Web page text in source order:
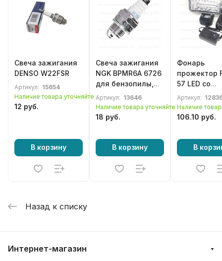
Свеча зажигания
DENSO W22FSR
Артикул: 15654
Наличие товара уточняйте
12 руб.
В корзину
Свеча зажигания
NGK BPMR6A 6726
для бензопилы,
бензотриммера,
мотокосы
Артикул: 13646
Наличие товара уточняйте
18 руб.
В корзину
Фонарь
прожектор
57 LED со
съемным
Артикул:
Наличие
106.10 руб.
В
Назад к списку
Интернет-магазин